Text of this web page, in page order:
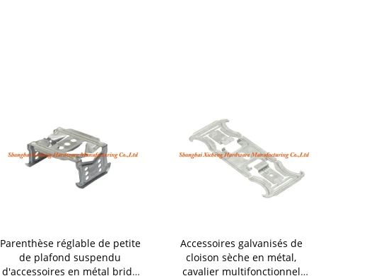
Parenthèse réglable de petite
de plafond suspendu
d'accessoires en métal bride
Accessoires galvanisés de
cloison sèche en métal,
cavalier multifonctionnel